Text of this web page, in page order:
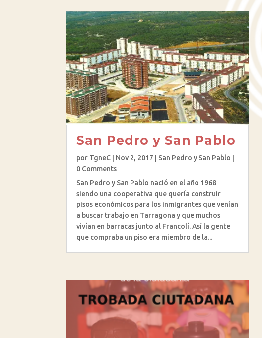
San Pedro y San Pablo
por TgneC Nov 2, 2017 San Pedro y San Pablo
0 Comments
San Pedro y San Pablo nació en el año 1968
siendo una cooperativa que quería construir
pisos económicos para los inmigrantes que venían
a buscar trabajo en Tarragona y que muchos
vivían en barracas junto al Francolí. Así la gente
que compraba un piso era miembro de la...